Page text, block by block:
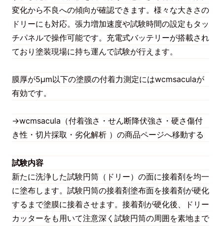
変化から不良への傾向が確認できます。様々な大きさの
ドリーにも対応。張力増加速度や試験時間の設定もタッ
チパネルで操作可能です。充電式バッテリーが搭載され
ており塗装現場に持ち運んで試験が行えます。
膜厚が5μm以下の塗膜の付着力測定にはwcmsaculaが
有効です。
→wcmsacula（付着強さ・せん断降伏強さ・硬さ傷付
き性・切片採取・劣化解析 ）の商品ページへ移動する
試験内容
新たに洗浄した試験円筒（ドリー）の面に接着剤を均一
に塗布します。試験円筒の接着剤塗布面を接着剤が硬化
するまで塗膜に接着させます。接着剤が硬化後、ドリー
カッターをも用いて注意深く試験円筒の周囲を素地まで